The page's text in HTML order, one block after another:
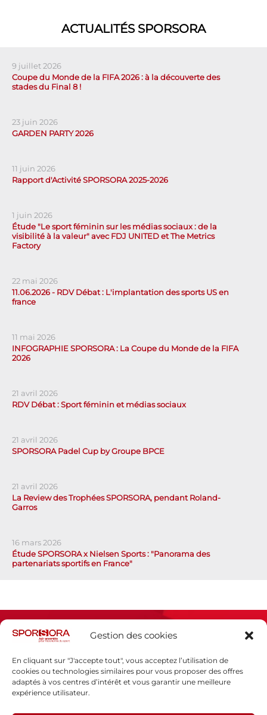
Gestion des cookies
En cliquant sur "J'accepte tout", vous acceptez l’utilisation de
cookies ou technologies similaires pour vous proposer des offres
adaptés à vos centres d’intérêt et vous garantir une meilleure
expérience utilisateur.
ACTUALITÉS SPORSORA
9 juillet 2026
Coupe du Monde de la FIFA 2026 : à la découverte des
stades du Final 8 !
23 juin 2026
GARDEN PARTY 2026
11 juin 2026
Rapport d'Activité SPORSORA 2025-2026
1 juin 2026
Étude "Le sport féminin sur les médias sociaux : de la
visibilité à la valeur" avec FDJ UNITED et The Metrics
Factory
22 mai 2026
11.06.2026 - RDV Débat : L'implantation des sports US en
france
11 mai 2026
INFOGRAPHIE SPORSORA : La Coupe du Monde de la FIFA
2026
21 avril 2026
RDV Débat : Sport féminin et médias sociaux
21 avril 2026
SPORSORA Padel Cup by Groupe BPCE
21 avril 2026
La Review des Trophées SPORSORA, pendant Roland-
Garros
16 mars 2026
Étude SPORSORA x Nielsen Sports : "Panorama des
partenariats sportifs en France"
Espace presse